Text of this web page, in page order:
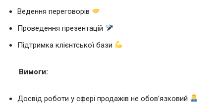
Ведення переговорів
Проведення презентацій
Підтримка клієнтської бази
Вимоги:
Досвід роботи у сфері продажів не обов’язковий